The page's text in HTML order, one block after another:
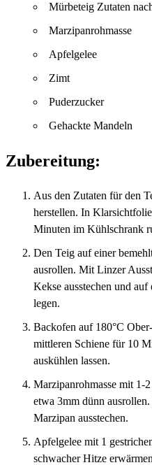
Mürbeteig Zutaten
Marzipanrohmasse
Apfelgelee
Zimt
Puderzucker
Gehackte Mandeln
Zubereitung:
Aus den Zutaten für den
herstellen. In
Minuten im Kühlschrank
Den Teig auf einer
ausrollen. Mit Linzer
Kekse ausstechen und
legen.
Backofen auf 180°C
mittleren Schiene für 10
auskühlen lassen.
Marzipanrohmasse mit 1-
etwa 3mm dünn
Marzipan ausstechen.
Apfelgelee mit 1
schwacher Hitze